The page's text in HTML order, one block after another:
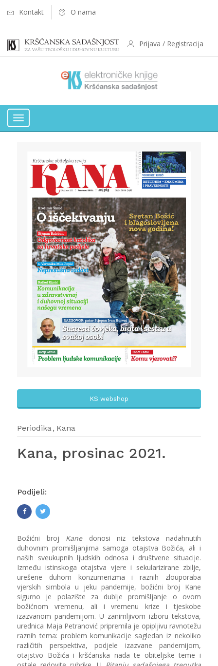
Kontakt O nama
Prijava / Registracija
Toggle
KS webshop
Periodika Kana
Kana, prosinac 2021.
Podijeli:
Božićni broj Kanedonosi niz tekstova nadahnutih
duhovnim promišljanjima samoga otajstva Božića, ali i
naših sveukupnih ljudskih odnosa i društvene situacije.
Između istinskoga otajstva vjere i sekularizirane zbilje,
urešene duhom konzumerizma i raznih zlouporaba
vjerskih simbola u jeku pandemije, božićni broj Kane
sigurno je polazište za dublje promišljanje o ovom
božićnom vremenu, ali i vremenu krize i tjeskobe
izazvanom pandemijom. U zanimljivom izboru tekstova,
urednica Maja Petranović pripremila je opipljivu ravnotežu
raznih tema: problem komunikacije sagledan iz nekoliko
različitih perspektiva, podjele izazvane pandemijom,
otajstvo Božića i kršćanska nada te obiteljske teme i